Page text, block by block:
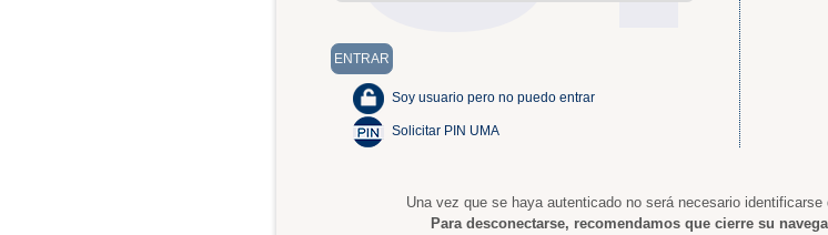
Soy usuario pero no puedo entrar
Solicitar PIN UMA
Una vez que se haya autenticado no será necesario
Para desconectarse, recomendamos que cierre su